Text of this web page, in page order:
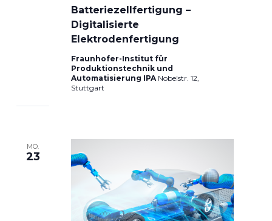
Batteriezellfertigung –
Digitalisierte
Elektrodenfertigung
Fraunhofer-Institut für
Produktionstechnik und
Automatisierung IPA Nobelstr. 12,
Stuttgart
MO.
23